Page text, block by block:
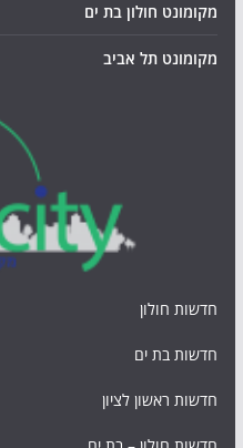
מקומונט חולון בת ים
מקומונט תל אביב
חדשות חולון
חדשות בת ים
חדשות ראשון לציון